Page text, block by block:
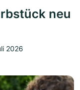
neu
2026